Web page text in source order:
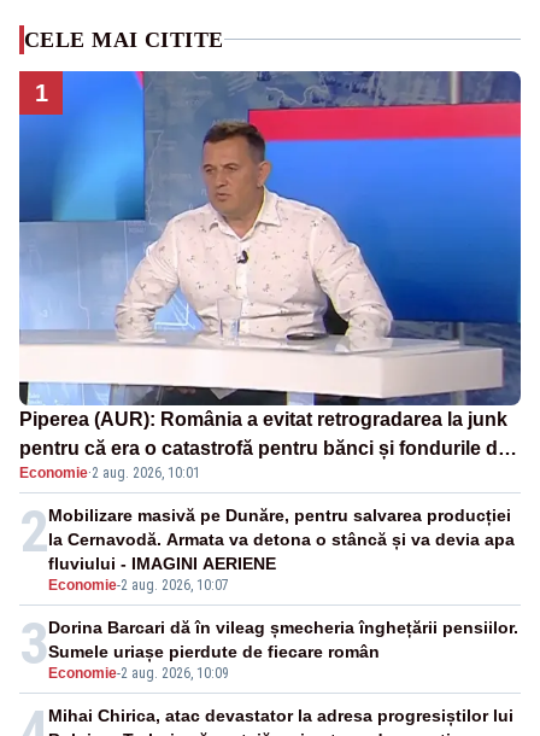
CELE MAI CITITE
1
Piperea (AUR): România a evitat retrogradarea la junk
pentru că era o catastrofă pentru bănci și fondurile de
pensii
Economie·2 aug. 2026, 10:01
2
Economie-2 aug. 2026, 10:07
Mobilizare masivă pe Dunăre, pentru salvarea producției
la Cernavodă. Armata va detona o stâncă și va devia apa
fluviului - IMAGINI AERIENE
3 Economie-2 aug. 2026, 10:09
Dorina Barcari dă în vileag șmecheria înghețării pensiilor.
Sumele uriașe pierdute de fiecare român
Mihai Chirica, atac devastator la adresa progresiștilor lui